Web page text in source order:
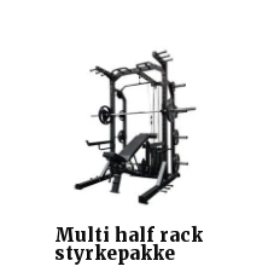
Multi half rack
styrkepakke